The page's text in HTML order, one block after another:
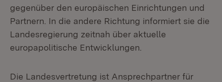
gegenüber den europäischen Einrichtungen und
Partnern. In die andere Richtung informiert sie die
Landesregierung zeitnah über aktuelle
europapolitische Entwicklungen.
Die Landesvertretung ist Ansprechpartner für